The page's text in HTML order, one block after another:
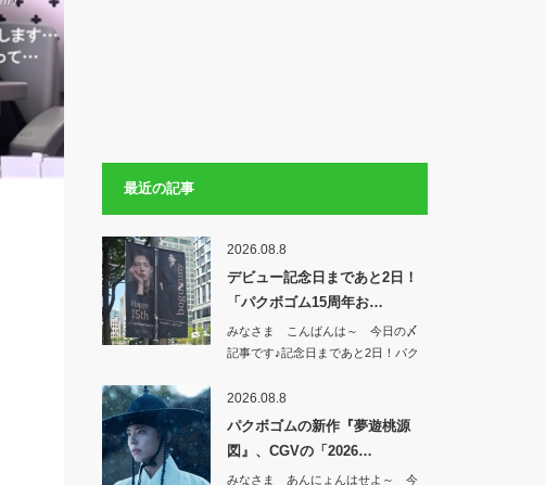
最近の記事
2026.08.8
デビュー記念日まであと2日！
「パクボゴム15周年お…
みなさま こんばんは～ 今日の〆
記事です♪記念日まであと2日！パク
2026.08.8
パクボゴムの新作『夢遊桃源
図』、CGVの「2026…
みなさま あんにょんはせよ～ 今